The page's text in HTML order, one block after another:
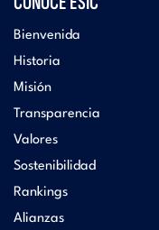
Bienvenida
Historia
Misión
Transparencia
Valores
Sostenibilidad
Rankings
Alianzas